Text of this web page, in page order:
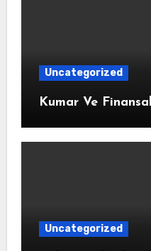
Uncategorized
Kumar Ve
Uncategorized